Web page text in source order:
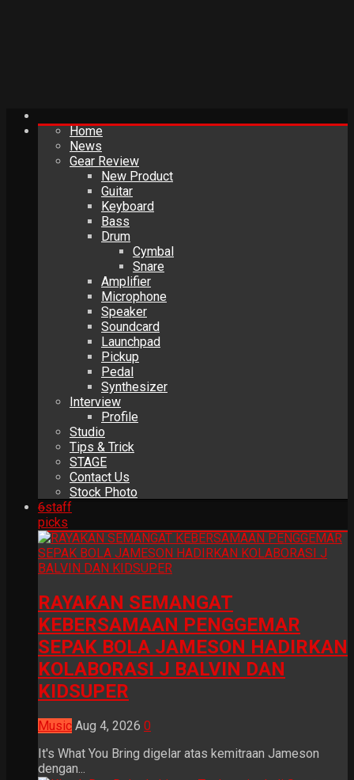
Home
News
Gear Review
New Product
Guitar
Keyboard
Bass
Drum
Cymbal
Snare
Amplifier
Microphone
Speaker
Soundcard
Launchpad
Pickup
Pedal
Synthesizer
Interview
Profile
Studio
Tips & Trick
STAGE
Contact Us
Stock Photo
6staff
picks
RAYAKAN SEMANGAT
KEBERSAMAAN PENGGEMAR
SEPAK BOLA JAMESON HADIRKAN
KOLABORASI J BALVIN DAN
KIDSUPER
Music Aug 4, 2026 0
It's What You Bring digelar atas kemitraan Jameson
dengan...